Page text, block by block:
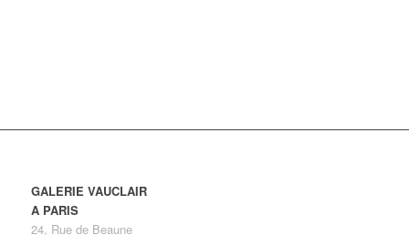
GALERIE VAUCLAIR
A PARIS
24, Rue de Beaune